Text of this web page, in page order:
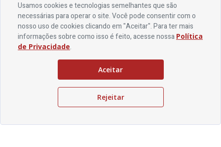
© Copyright - Prefeitura de São José da Lagoa Tapada
Usamos cookies e tecnologias semelhantes que são
necessárias para operar o site. Você pode consentir com o
nosso uso de cookies clicando em "Aceitar". Para ter mais
informações sobre como isso é feito, acesse nossa Política
de Privacidade.
Aceitar
Rejeitar